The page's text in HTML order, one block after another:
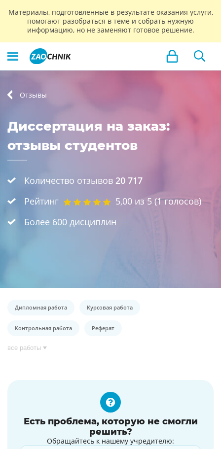
Материалы, подготовленные в результате оказания услуги,
помогают разобраться в теме и собрать нужную
информацию, но не заменяют готовое решение.
Отзывы
Диссертация на заказ:
отзывы студентов
Количество отзывов 20 717
Рейтинг
5,00 из 5 (1голосов)
Более 600 дисциплин
Дипломная работа Курсовая работа
Контрольная работа Реферат
все работы
Есть проблема, которую не смогли
решить?
Обращайтесь к нашему учредителю: